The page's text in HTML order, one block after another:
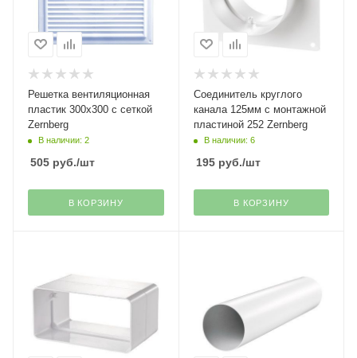
Решетка вентиляционная
пластик 300х300 с сеткой
Zernberg
В наличии: 2
505 руб./шт
В КОРЗИНУ
Соединитель круглого
канала 125мм с монтажной
пластиной 252 Zernberg
В наличии: 6
195руб./шт
В КОРЗИНУ